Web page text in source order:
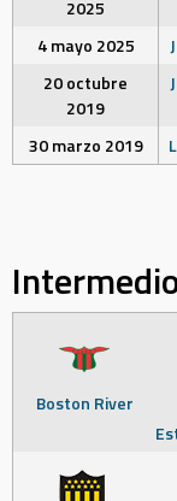
2025
4 mayo 2025
20 octubre
2019
30 marzo 2019
Boston River